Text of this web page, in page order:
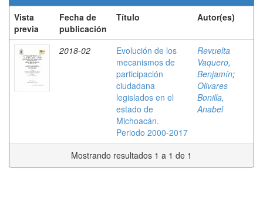
Vista
previa
Fecha de
publicación
Título Autor(es)
2018-02
Evolución de los
mecanismos de
participación
ciudadana
legislados en el
estado de
Michoacán.
Periodo 2000-2017
Revuelta
Vaquero,
Benjamín;
Olivares
Bonilla,
Anabel
Mostrando resultados 1 a 1 de 1